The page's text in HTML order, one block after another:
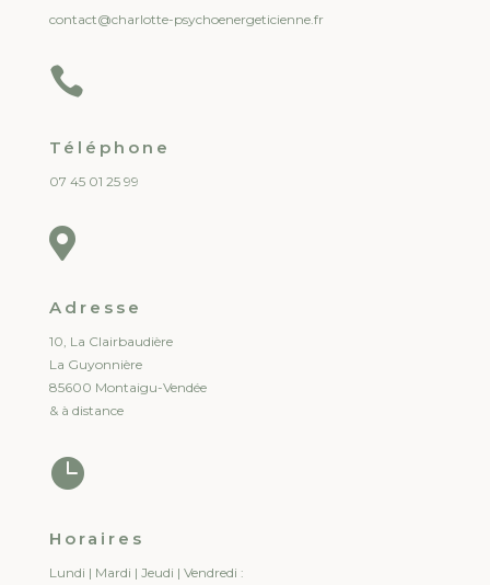
contact@charlotte-psychoenergeticienne.fr

Téléphone
07 45 01 25 99

Adresse
10, La Clairbaudière
La Guyonnière
85600 Montaigu-Vendée
& à distance

Horaires
Lundi | Mardi | Jeudi | Vendredi :